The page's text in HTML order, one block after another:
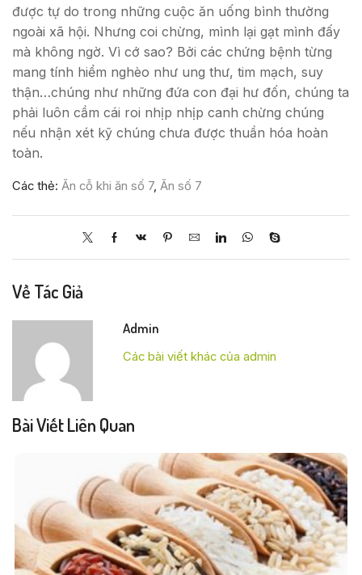
được tự do trong những cuộc ăn uống bình thường
ngoài xã hội. Nhưng coi chừng, mình lại gạt mình đấy
mà không ngờ. Vì cớ sao? Bởi các chứng bệnh từng
mang tính hiểm nghèo như ung thư, tim mạch, suy
thận…chúng như những đứa con đại hư đốn, chúng ta
phải luôn cầm cái roi nhịp nhịp canh chừng chúng
nếu nhận xét kỹ chúng chưa được thuần hóa hoàn
toàn.
Các thẻ: Ăn cỗ khi ăn số 7, Ăn số 7
Về Tác Giả
Admin
Các bài viết khác của admin
Bài Viết Liên Quan